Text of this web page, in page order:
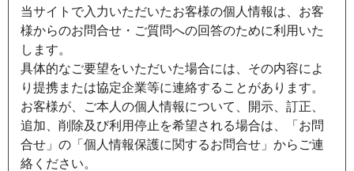
当サイトで入力いただいたお客様の個人情報は、お客
様からのお問合せ・ご質問への回答のために利用いた
します。
具体的なご要望をいただいた場合には、その内容によ
り提携または協定企業等に連絡することがあります。
お客様が、ご本人の個人情報について、開示、訂正、
追加、削除及び利用停止を希望される場合は、「お問
合せ」の「個人情報保護に関するお問合せ」からご連
絡ください。